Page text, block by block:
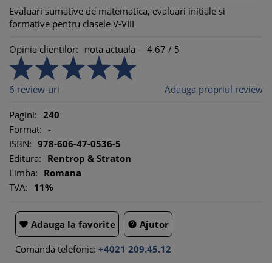
Evaluari sumative de matematica, evaluari initiale si
formative pentru clasele V-VIII
Opinia clientilor: nota actuala - 4.67 / 5
6 review-uri Adauga propriul review
Pagini: 240
Format: -
ISBN: 978-606-47-0536-5
Editura: Rentrop & Straton
Limba: Romana
TVA: 11%
 Adauga la favorite  Ajutor
Comanda telefonic: +4021 209.45.12